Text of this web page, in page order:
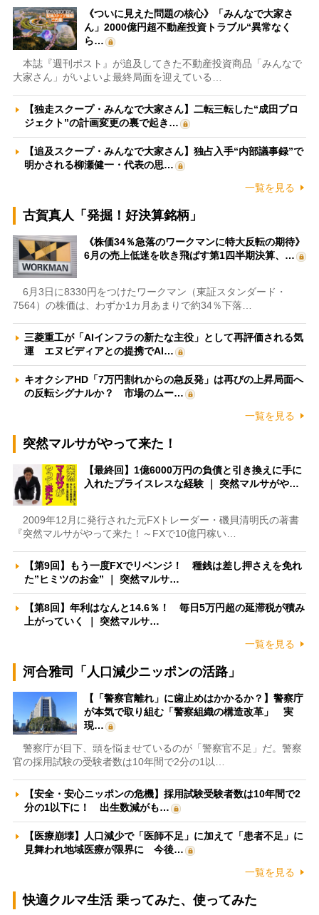
《ついに見えた問題の核心》「みんなで大家さ
ん」2000億円超不動産投資トラブル“異常なく
ら…
本誌『週刊ポスト』が追及してきた不動産投資商品「みんなで
大家さん」がいよいよ最終局面を迎えている…
【独走スクープ・みんなで大家さん】二転三転した“成田プロ
ジェクト”の計画変更の裏で起き…
【追及スクープ・みんなで大家さん】独占入手“内部議事録”で
明かされる柳瀬健一・代表の思…
一覧を見る
古賀真人「発掘！好決算銘柄」
《株価34％急落のワークマンに特大反転の期待》
6月の売上低迷を吹き飛ばす第1四半期決算、…
6月3日に8330円をつけたワークマン（東証スタンダード・
7564）の株価は、わずか1カ月あまりで約34％下落…
三菱重工が「AIインフラの新たな主役」として再評価される気
運 エヌビディアとの提携でAI…
キオクシアHD「7万円割れからの急反発」は再びの上昇局面へ
の反転シグナルか？ 市場のムー…
一覧を見る
突然マルサがやって来た！
【最終回】1億6000万円の負債と引き換えに手に
入れたプライスレスな経験 ｜ 突然マルサがや…
2009年12月に発行された元FXトレーダー・磯貝清明氏の著書
『突然マルサがやって来た！～FXで10億円稼い…
【第9回】もう一度FXでリベンジ！ 種銭は差し押さえを免れ
た”ヒミツのお金” ｜ 突然マルサ…
【第8回】年利はなんと14.6％！ 毎日5万円超の延滞税が積み
上がっていく ｜ 突然マルサ…
一覧を見る
河合雅司「人口減少ニッポンの活路」
【「警察官離れ」に歯止めはかかるか？】警察庁
が本気で取り組む「警察組織の構造改革」 実
現…
警察庁が目下、頭を悩ませているのが「警察官不足」だ。警察
官の採用試験の受験者数は10年間で2分の1以…
【安全・安心ニッポンの危機】採用試験受験者数は10年間で2
分の1以下に！ 出生数減がも…
【医療崩壊】人口減少で「医師不足」に加えて「患者不足」に
見舞われ地域医療が限界に 今後…
一覧を見る
快適クルマ生活 乗ってみた、使ってみた